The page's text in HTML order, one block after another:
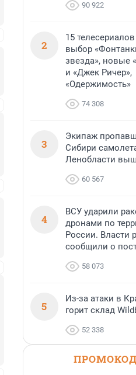
90 922
2
15
выбор
звезда», новые
и «Джек Ричер»,
«Одержимость»
74 308
3
Экипаж
Сибири
Ленобласти
60 567
4
ВСУ ударили
дронами по
России. Власти
сообщили о
58 073
5
Из-за атаки в
горит склад
52 338